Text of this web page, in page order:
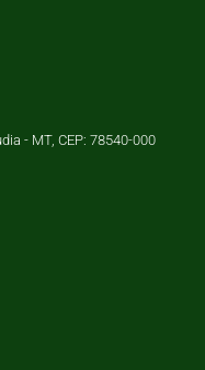
- MT, CEP: 78540-000